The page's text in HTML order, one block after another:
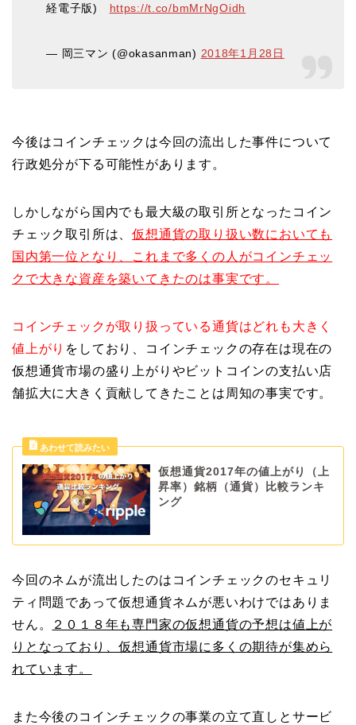
経電子版) https://t.co/bmMrNgOidh
— 岡三マン (@okasanman) 2018年1月28日
今後はコインチェックは今回の流出した事件について
行政処分が下る可能性があります。
しかしながら国内でも最大級の取引所となったコイン
チェック取引所は、仮想通貨の取り扱い数においても
国内第一位となり、これまで多くの人がコインチェッ
クで大きな資産を築いてきたのは事実です。
コインチェックが取り扱っている通貨はどれも大きく
値上がり をしており、コインチェックの存在は現在の
仮想通貨市場の盛り上がりやビットコインの支払い店
舗拡大に大きく貢献してきたことは周知の事実です。
仮想通貨2017年の値上がり（上
昇率）銘柄（通貨）比較ランキ
ング
今回のネムが流出したのはコインチェックのセキュリ
ティ問題であって仮想通貨ネムが悪いわけではありま
せん。
２０１８年も専門家の仮想通貨の予想は値上が
りとなっており、仮想通貨市場に多くの期待が集めら
れています。
また今後のコインチェックの事業の立て直しとサービ